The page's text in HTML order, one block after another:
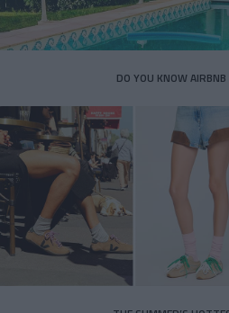
DO YOU KNOW AIRBNB